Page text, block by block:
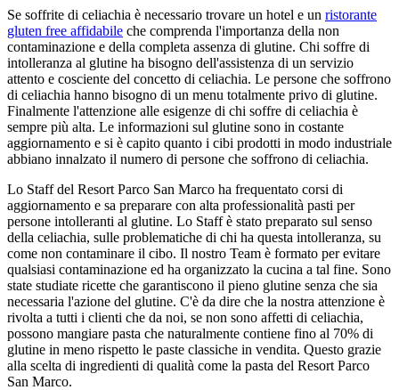
Se soffrite di celiachia è necessario trovare un hotel e un ristorante
gluten free affidabile che comprenda l'importanza della non
contaminazione e della completa assenza di glutine. Chi soffre di
intolleranza al glutine ha bisogno dell'assistenza di un servizio
attento e cosciente del concetto di celiachia. Le persone che soffrono
di celiachia hanno bisogno di un menu totalmente privo di glutine.
Finalmente l'attenzione alle esigenze di chi soffre di celiachia è
sempre più alta. Le informazioni sul glutine sono in costante
aggiornamento e si è capito quanto i cibi prodotti in modo industriale
abbiano innalzato il numero di persone che soffrono di celiachia.
Lo Staff del Resort Parco San Marco ha frequentato corsi di
aggiornamento e sa preparare con alta professionalità pasti per
persone intolleranti al glutine. Lo Staff è stato preparato sul senso
della celiachia, sulle problematiche di chi ha questa intolleranza, su
come non contaminare il cibo. Il nostro Team è formato per evitare
qualsiasi contaminazione ed ha organizzato la cucina a tal fine. Sono
state studiate ricette che garantiscono il pieno glutine senza che sia
necessaria l'azione del glutine. C'è da dire che la nostra attenzione è
rivolta a tutti i clienti che da noi, se non sono affetti di celiachia,
possono mangiare pasta che naturalmente contiene fino al 70% di
glutine in meno rispetto le paste classiche in vendita. Questo grazie
alla scelta di ingredienti di qualità come la pasta del Resort Parco
San Marco.